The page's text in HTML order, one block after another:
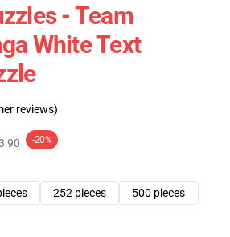
- Team
White Text
reviews)
-20%
252 pieces
500 pieces